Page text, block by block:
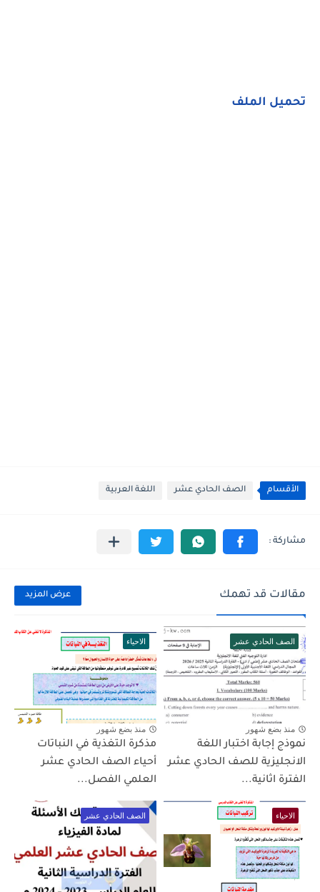
تحميل الملف
الأقسام الصف الحادي عشر اللغة العربية
مقالات قد تهمك عرض المزيد
الصف الحادي عشر
منذ بضع شهور
نموذج إجابة اختبار اللغة
الانجليزية للصف الحادي عشر
الفترة اثانية...
الاحياء
منذ بضع شهور
مذكرة التغذية في النباتات
أحياء الصف الحادي عشر
العلمي الفصل...
الاحياء الصف الحادي عشر